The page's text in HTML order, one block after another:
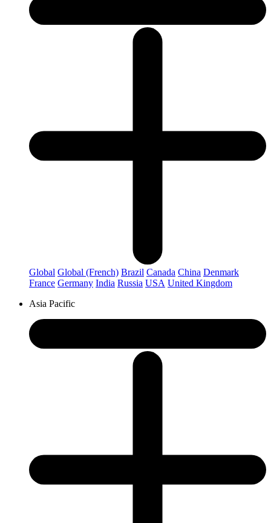
Global Global (French) Brazil Canada China Denmark
France Germany India Russia USA United Kingdom
Asia Pacific